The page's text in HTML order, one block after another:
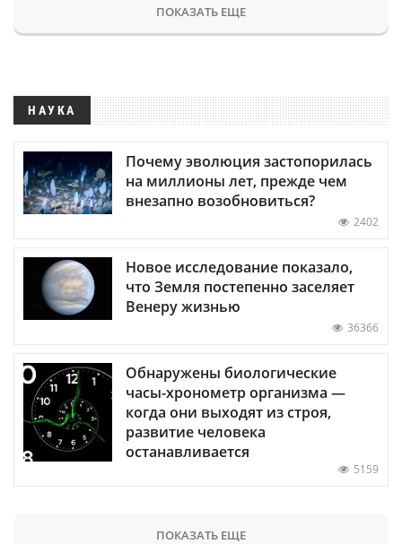
ПОКАЗАТЬ ЕЩЕ
НАУКА
Почему эволюция застопорилась
на миллионы лет, прежде чем
внезапно возобновиться?
2402
Новое исследование показало,
что Земля постепенно заселяет
Венеру жизнью
36366
Обнаружены биологические
часы-хронометр организма —
когда они выходят из строя,
развитие человека
останавливается
5159
ПОКАЗАТЬ ЕЩЕ